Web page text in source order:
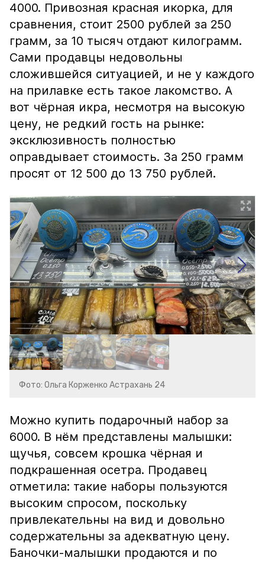
4000. Привозная красная икорка, для
сравнения, стоит 2500 рублей за 250
грамм, за 10 тысяч отдают килограмм.
Сами продавцы недовольны
сложившейся ситуацией, и не у каждого
на прилавке есть такое лакомство. А
вот чёрная икра, несмотря на высокую
цену, не редкий гость на рынке:
эксклюзивность полностью
оправдывает стоимость. За 250 грамм
просят от 12 500 до 13 750 рублей.
Фото: Ольга Корженко Астрахань 24
Можно купить подарочный набор за
6000. В нём представлены малышки:
щучья, совсем крошка чёрная и
подкрашенная осетра. Продавец
отметила: такие наборы пользуются
высоким спросом, поскольку
привлекательны на вид и довольно
содержательны за адекватную цену.
Баночки-малышки продаются и по